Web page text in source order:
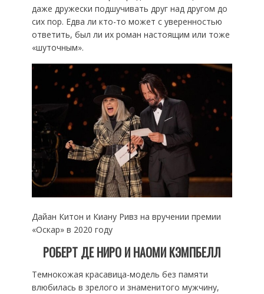
даже дружески подшучивать друг над другом до
сих пор. Едва ли кто-то может с уверенностью
ответить, был ли их роман настоящим или тоже
«шуточным».
Дайан Китон и Киану Ривз на вручении премии
«‎Оскар»‎ в 2020 году
РОБЕРТ ДЕ НИРО И НАОМИ КЭМПБЕЛЛ
Темнокожая красавица-модель без памяти
влюбилась в зрелого и знаменитого мужчину,